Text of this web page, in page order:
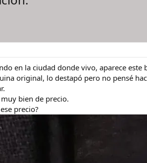
en la ciudad donde vivo, aparece
original, lo destapó pero no pensé
bien de precio.
precio?